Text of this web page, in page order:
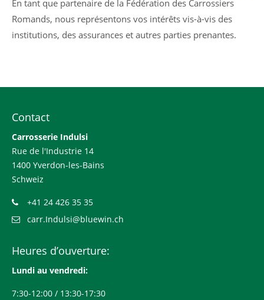
En tant que partenaire de la Fédération des Carrossiers
Romands, nous représentons vos intérêts vis-à-vis des
institutions, des assurances et autres parties prenantes.
Contact
Carrosserie Indulsi
Rue de l'Industrie 14
1400 Yverdon-les-Bains
Schweiz
+41 24 426 35 35
carr.Indulsi@bluewin.ch
Heures d’ouverture:
Lundi au vendredi:
7:30-12:00 / 13:30-17:30